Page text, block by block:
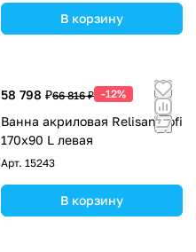
В корзину
58 798 ₽66 816 ₽ -12%
Ванна акриловая Relisan Sofi
170х90 L левая
Арт. 15243
В корзину